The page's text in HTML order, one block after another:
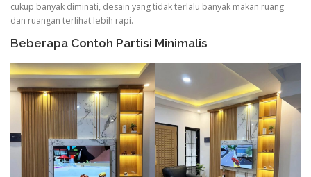
cukup banyak diminati, desain yang tidak terlalu banyak makan ruang
dan ruangan terlihat lebih rapi.
Beberapa Contoh Partisi Minimalis